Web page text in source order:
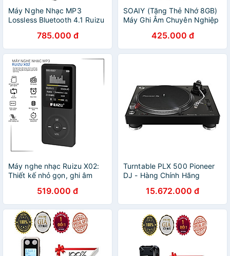
Máy Nghe Nhạc MP3
Lossless Bluetooth 4.1 Ruizu
Loa Ngoài) - Hàng Chính
Hãng
785.000 đ
SOAIY (Tặng Thẻ Nhớ 8GB)
Máy Ghi Âm Chuyên Nghiệp
425.000 đ
Máy nghe nhạc Ruizu X02:
Thiết kế nhỏ gọn, ghi âm
FM, hỗ trợ nhạc Lossless
(MP3/WMA/WAV/APE/FLAC),
màn hình TFT 1.8 inch, bộ
nhớ 8GB/16GB, thẻ nhớ
microSD 64GB, pin 80 giờ,
giải trí tiện lợi mọi lúc mọi nơi
- Hàng nhập khẩu
519.000 đ
Turntable PLX 500 Pioneer
DJ - Hàng Chính Hãng
15.672.000 đ